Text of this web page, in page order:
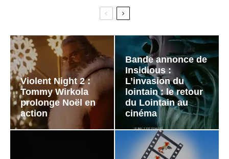
Violent Night 2 :
Tommy Wirkola
prolonge Noël en
action
Bande annonce de
Insidious :
L’invasion du
lointain : le retour
du Lointain au
cinéma